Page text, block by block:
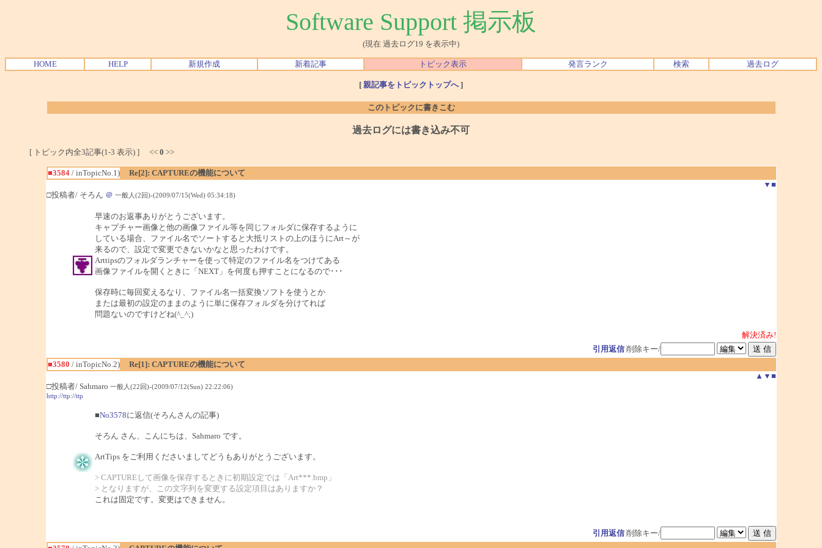
Software Support 掲示板
(現在 過去ログ19 を表示中)
HOME HELP 新規作成 新着記事 トピック表示 発言ランク 検索 過去ログ
[ 親記事をトピックトップへ]
このトピックに書きこむ
過去ログには書き込み不可
[ トピック内全3記事(1-3 表示) ] << 0 >>
■3584/ inTopicNo.1)
Re[2]: CAPTUREの機能について
▼ ■
□投稿者/ そろん ＠ 一般人(2回)-(2009/07/15(Wed) 05:34:18)
早速のお返事ありがとうございます。
キャプチャー画像と他の画像ファイル等を同じフォルダに保存するように
している場合、ファイル名でソートすると大抵リストの上のほうにArt～が
来るので、設定で変更できないかなと思ったわけです。
Arttipsのフォルダランチャーを使って特定のファイル名をつけてある
画像ファイルを開くときに「NEXT」を何度も押すことになるので･･･
保存時に毎回変えるなり、ファイル名一括変換ソフトを使うとか
または最初の設定のままのように単に保存フォルダを分けてれば
問題ないのですけどね(^_^;)
解決済み!
引用返信 削除キー/
■3580 / inTopicNo.2)
Re[1]: CAPTUREの機能について
▲ ▼ ■
□投稿者/ Sahmaro 一般人(22回)-(2009/07/12(Sun) 22:22:06)
http://ttp://ttp
■No3578に返信(そろんさんの記事)
そろん さん、こんにちは、Sahmaro です。
ArtTips をご利用くださいましてどうもありがとうございます。
> CAPTUREして画像を保存するときに初期設定では「Art***.bmp」
> となりますが、この文字列を変更する設定項目はありますか？
これは固定です。変更はできません。
引用返信 削除キー/